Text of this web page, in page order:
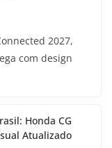
2027,
com design
Honda CG
Atualizado